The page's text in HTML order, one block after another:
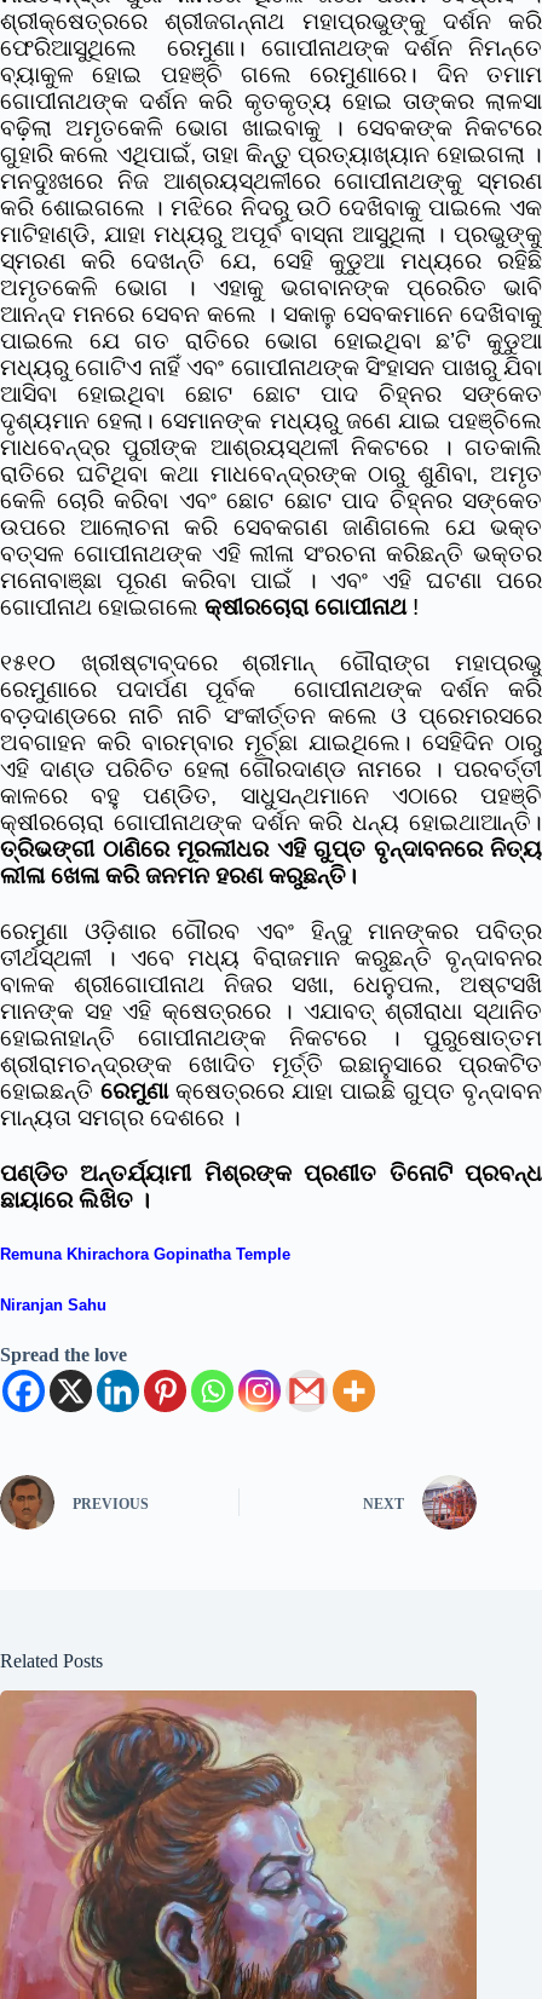
ଶ୍ରୀକ୍ଷେତ୍ରରେ ଶ୍ରୀଜଗନ୍ନାଥ ମହାପ୍ରଭୁଙ୍କୁ ଦର୍ଶନ କରି
ଫେରିଆସୁଥିଲେ ରେମୁଣା। ଗୋପୀନାଥଙ୍କ ଦର୍ଶନ ନିମନ୍ତେ
ବ୍ୟାକୁଳ ହୋଇ ପହଞ୍ଚି ଗଲେ ରେମୁଣାରେ। ଦିନ ତମାମ
ଗୋପୀନାଥଙ୍କ ଦର୍ଶନ କରି କୃତକୃତ୍ୟ ହୋଇ ତାଙ୍କର ଲାଳସା
ବଢ଼ିଲା ଅମୃତକେଳି ଭୋଗ ଖାଇବାକୁ । ସେବକଙ୍କ ନିକଟରେ
ଗୁହାରି କଲେ ଏଥିପାଇଁ, ତାହା କିନ୍ତୁ ପ୍ରତ୍ୟାଖ୍ୟାନ ହୋଇଗଲା ।
ମନଦୁଃଖରେ ନିଜ ଆଶ୍ରୟସ୍ଥଳୀରେ ଗୋପୀନାଥଙ୍କୁ ସ୍ମରଣ
କରି ଶୋଇଗଲେ । ମଝିରେ ନିଦରୁ ଉଠି ଦେଖିବାକୁ ପାଇଲେ ଏକ
ମାଟିହାଣ୍ଡି, ଯାହା ମଧ୍ୟରୁ ଅପୂର୍ବ ବାସ୍ନା ଆସୁଥିଲା । ପ୍ରଭୁଙ୍କୁ
ସ୍ମରଣ କରି ଦେଖନ୍ତି ଯେ, ସେହି କୁଡୁଆ ମଧ୍ୟରେ ରହିଛି
ଅମୃତକେଳି ଭୋଗ । ଏହାକୁ ଭଗବାନଙ୍କ ପ୍ରେରିତ ଭାବି
ଆନନ୍ଦ ମନରେ ସେବନ କଲେ । ସକାଳୁ ସେବକମାନେ ଦେଖିବାକୁ
ପାଇଲେ ଯେ ଗତ ରାତିରେ ଭୋଗ ହୋଇଥିବା ଛ’ଟି କୁଡୁଆ
ମଧ୍ୟରୁ ଗୋଟିଏ ନାହିଁ ଏବଂ ଗୋପୀନାଥଙ୍କ ସିଂହାସନ ପାଖରୁ ଯିବା
ଆସିବା ହୋଇଥିବା ଛୋଟ ଛୋଟ ପାଦ ଚିହ୍ନର ସଙ୍କେତ
ଦୃଶ୍ୟମାନ ହେଲା। ସେମାନଙ୍କ ମଧ୍ୟରୁ ଜଣେ ଯାଇ ପହଞ୍ଚିଲେ
ମାଧବେନ୍ଦ୍ର ପୁରୀଙ୍କ ଆଶ୍ରୟସ୍ଥଳୀ ନିକଟରେ । ଗତକାଲି
ରାତିରେ ଘଟିଥିବା କଥା ମାଧବେନ୍ଦ୍ରଙ୍କ ଠାରୁ ଶୁଣିବା, ଅମୃତ
କେଳି ଚୋରି କରିବା ଏବଂ ଛୋଟ ଛୋଟ ପାଦ ଚିହ୍ନର ସଙ୍କେତ
ଉପରେ ଆଲୋଚନା କରି ସେବକଗଣ ଜାଣିଗଲେ ଯେ ଭକ୍ତ
ବତ୍ସଳ ଗୋପୀନାଥଙ୍କ ଏହି ଲୀଳା ସଂରଚନା କରିଛନ୍ତି ଭକ୍ତର
ମନୋବାଞ୍ଛା ପୂରଣ କରିବା ପାଇଁ । ଏବଂ ଏହି ଘଟଣା ପରେ
ଗୋପୀନାଥ ହୋଇଗଲେ କ୍ଷୀରଚୋରାଗୋପୀନାଥ!
୧୫୧୦ ଖ୍ରୀଷ୍ଟାବ୍ଦରେ ଶ୍ରୀମାନ୍ ଗୌରାଙ୍ଗ ମହାପ୍ରଭୁ
ରେମୁଣାରେ ପଦାର୍ପଣ ପୂର୍ବକ ଗୋପୀନାଥଙ୍କ ଦର୍ଶନ କରି
ବଡ଼ଦାଣ୍ଡରେ ନାଚି ନାଚି ସଂକୀର୍ତ୍ତନ କଲେ ଓ ପ୍ରେମରସରେ
ଅବଗାହନ କରି ବାରମ୍ବାର ମୂର୍ଚ୍ଛା ଯାଇଥିଲେ। ସେହିଦିନ ଠାରୁ
ଏହି ଦାଣ୍ଡ ପରିଚିତ ହେଲା ଗୌରଦାଣ୍ଡ ନାମରେ । ପରବର୍ତ୍ତୀ
କାଳରେ ବହୁ ପଣ୍ଡିତ, ସାଧୁସନ୍ଥମାନେ ଏଠାରେ ପହଞ୍ଚି
କ୍ଷୀରଚୋରା ଗୋପୀନାଥଙ୍କ ଦର୍ଶନ କରି ଧନ୍ୟ ହୋଇଥାଆନ୍ତି।
ତ୍ରିଭଙ୍ଗୀ ଠାଣିରେ ମୂରଲୀଧର ଏହି ଗୁପ୍ତ ବୃନ୍ଦାବନରେ ନିତ୍ୟ
ଲୀଳା ଖେଳା କରି ଜନମନ ହରଣ କରୁଛନ୍ତି।
ରେମୁଣା ଓଡ଼ିଶାର ଗୌରବ ଏବଂ ହିନ୍ଦୁ ମାନଙ୍କର ପବିତ୍ର
ତୀର୍ଥସ୍ଥଳୀ । ଏବେ ମଧ୍ୟ ବିରାଜମାନ କରୁଛନ୍ତି ବୃନ୍ଦାବନର
ବାଳକ ଶ୍ରୀଗୋପୀନାଥ ନିଜର ସଖା, ଧେନୁପଲ, ଅଷ୍ଟସଖି
ମାନଙ୍କ ସହ ଏହି କ୍ଷେତ୍ରରେ । ଏଯାବତ୍ ଶ୍ରୀରାଧା ସ୍ଥାନିତ
ହୋଇନାହାନ୍ତି ଗୋପୀନାଥଙ୍କ ନିକଟରେ । ପୁରୁଷୋତ୍ତମ
ଶ୍ରୀରାମଚନ୍ଦ୍ରଙ୍କ ଖୋଦିତ ମୂର୍ତ୍ତି ଇଛାନୁସାରେ ପ୍ରକଟିତ
ହୋଇଛନ୍ତି ରେମୁଣାକ୍ଷେତ୍ରରେ ଯାହା ପାଇଛି ଗୁପ୍ତ ବୃନ୍ଦାବନ
ମାନ୍ୟତା ସମଗ୍ର ଦେଶରେ ।
ପଣ୍ଡିତ ଅନ୍ତର୍ଯ୍ୟାମୀ ମିଶ୍ରଙ୍କ ପ୍ରଣୀତ ତିନୋଟି ପ୍ରବନ୍ଧ
ଛାୟାରେ ଲିଖିତ ।
Remuna Khirachora Gopinatha Temple
Niranjan Sahu
Spread the love
PREVIOUS NEXT
Related Posts